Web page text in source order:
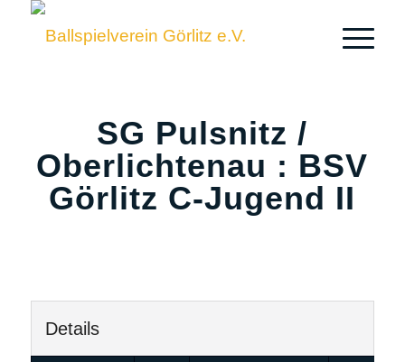
SG Pulsnitz /
Oberlichtenau : BSV
Görlitz C-Jugend II
Details